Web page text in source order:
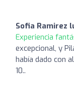
Sofia Ramirez
Experiencia
excepcional, y
había dado con
10..